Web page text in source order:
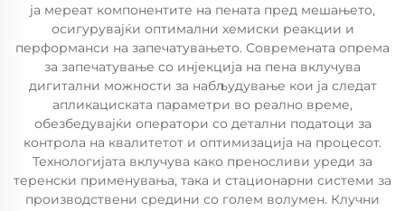
ја мереат компонентите на пената пред мешањето,
осигурувајќи оптимални хемиски реакции и
перформанси на запечатувањето. Современата опрема
за запечатување со инјекција на пена вклучува
дигитални можности за набљудување кои ја следат
апликациската параметри во реално време,
обезбедувајќи оператори со детални податоци за
контрола на квалитетот и оптимизација на процесот.
Технологијата вклучува како преносливи уреди за
теренски применувања, така и стационарни системи за
производствени средини со голем волумен. Клучни